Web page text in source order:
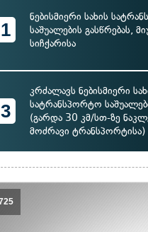
1
ნებისმიერი სახის
საშუალების გასწრებას,
სიჩქარისა
3
კრძალავს ნებისმიერი
სატრანსპორტო
(გარდა 30 კმ/სთ-ზე
მოძრავი ტრანსპორტისა)